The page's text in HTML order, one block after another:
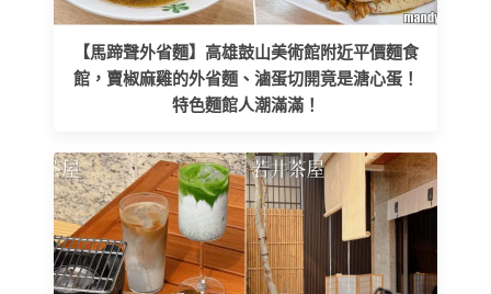
【馬蹄聲外省麵】高雄鼓山美術館附近平價麵食
館，賣椒麻雞的外省麵、滷蛋切開竟是溏心蛋！
特色麵館人潮滿滿！